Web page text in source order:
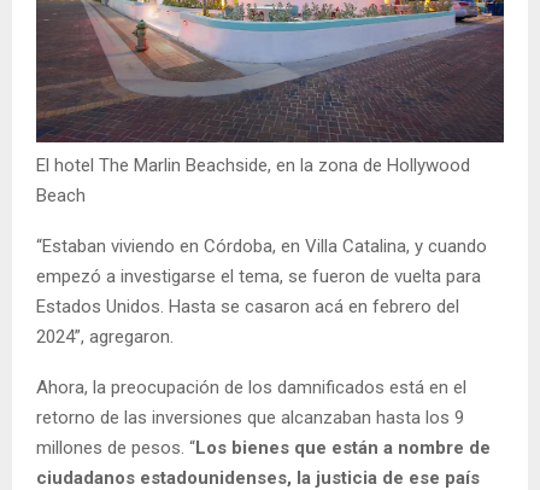
El hotel The Marlin Beachside, en la zona de Hollywood
Beach
“Estaban viviendo en Córdoba, en Villa Catalina, y cuando
empezó a investigarse el tema, se fueron de vuelta para
Estados Unidos. Hasta se casaron acá en febrero del
2024”, agregaron.
Ahora, la preocupación de los damnificados está en el
retorno de las inversiones que alcanzaban hasta los 9
millones de pesos. “Los bienes que están a nombre de
ciudadanos estadounidenses, la justicia de ese país